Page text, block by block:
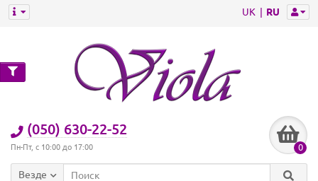
UK RU
(050) 630-22-52
Пн-Пт, с 10:00 до 17:00 0
Везде